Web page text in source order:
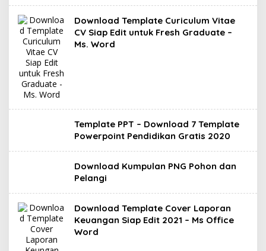
Download Template Curiculum Vitae
CV Siap Edit untuk Fresh Graduate –
Ms. Word
Template PPT – Download 7 Template
Powerpoint Pendidikan Gratis 2020
Download Kumpulan PNG Pohon dan
Pelangi
Download Template Cover Laporan
Keuangan Siap Edit 2021 – Ms Office
Word